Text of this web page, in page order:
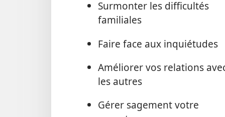
Surmonter les difficultés
familiales
Faire face aux inquiétudes
Améliorer vos relations
les autres
Gérer sagement votre